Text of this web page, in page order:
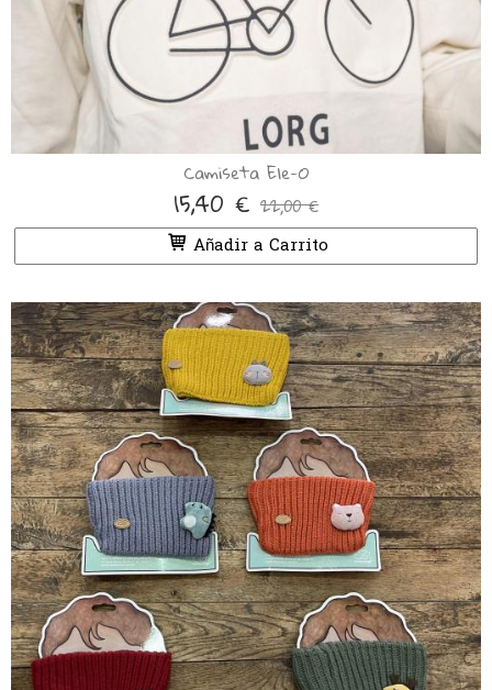
Camiseta Ele-O
15,40 € 22,00 €
Añadir a Carrito